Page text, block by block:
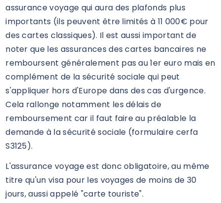
assurance voyage qui aura des plafonds plus
importants (ils peuvent être limités à 11 000€ pour
des cartes classiques). Il est aussi important de
noter que les assurances des cartes bancaires ne
remboursent généralement pas au 1er euro mais en
complément de la sécurité sociale qui peut
s'appliquer hors d'Europe dans des cas d'urgence.
Cela rallonge notamment les délais de
remboursement car il faut faire au préalable la
demande à la sécurité sociale (formulaire cerfa
S3125).
L'assurance voyage est donc obligatoire, au même
titre qu'un visa pour les voyages de moins de 30
jours, aussi appelé "carte touriste".